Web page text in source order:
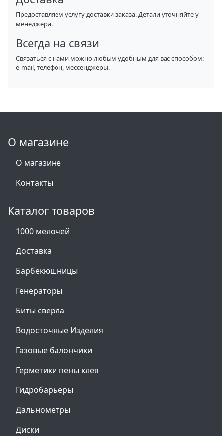
Предоставляем услугу доставки заказа. Детали уточняйте у
менеджера.
Всегда на связи
Связаться с нами можно любым удобным для вас способом:
e-mail, телефон, мессенджеры.
О магазине
О магазине
Контакты
Каталог товаров
1000 мелочей
Доставка
Барбекюшницы
Генераторы
Биты сверла
Водосточные Изделия
Газовые балончики
Герметики пены клея
Гидробарьеры
Дальнометры
Диски